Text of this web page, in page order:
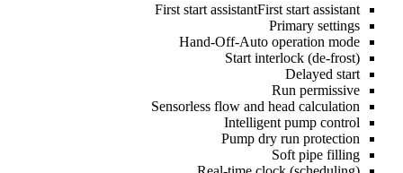
First start assistantFirst start assistant
Primary settings
Hand-Off-Auto operation mode
Start interlock (de-frost)
Delayed start
Run permissive
Sensorless flow and head calculation
Intelligent pump control
Pump dry run protection
Soft pipe filling